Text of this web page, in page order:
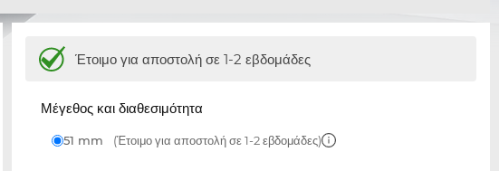
Έτοιμο για αποστολή σε 1-2 εβδομάδες
Μέγεθος και διαθεσιμότητα
51 mm (Έτοιμο για αποστολή σε 1-2 εβδομάδες)